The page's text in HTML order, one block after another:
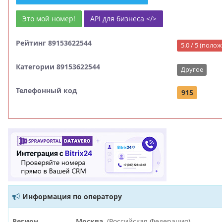
Это мой номер! API для бизнеса </>
Рейтинг 89153622544 5.0 / 5
Категории 89153622544 Другое
Телефонный код 915
Информация по оператору